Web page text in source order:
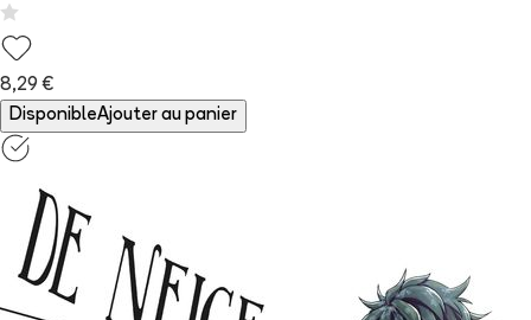
8,29 €
DisponibleAjouter au panier